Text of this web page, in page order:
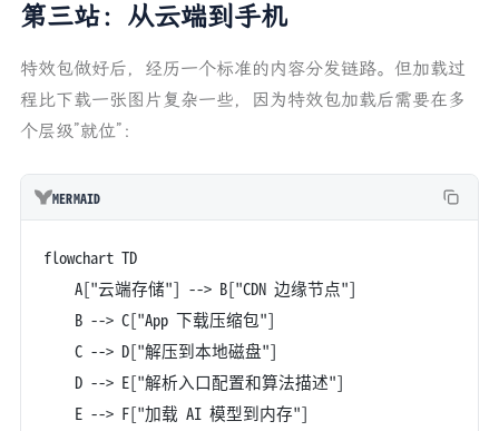
第三站：从云端到手机
特效包做好后，经历一个标准的内容分发链路。但加载过
程比下载一张图片复杂一些，因为特效包加载后需要在多
个层级”就位”：
MERMAID
flowchart TD
    A["云端存储"] --> B["CDN 边缘节点"]
    B --> C["App 下载压缩包"]
    C --> D["解压到本地磁盘"]
    D --> E["解析入口配置和算法描述"]
    E --> F["加载 AI 模型到内存"]